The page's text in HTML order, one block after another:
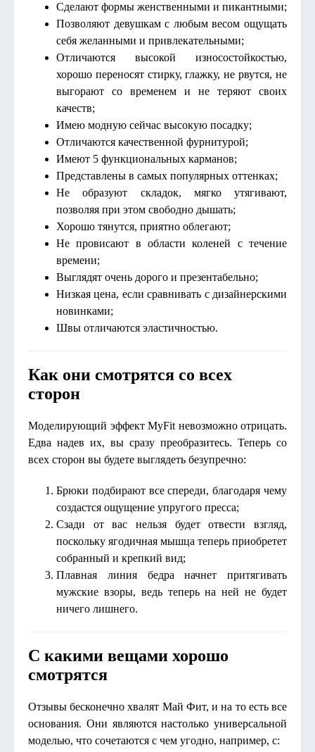
Сделают формы женственными и пикантными;
Позволяют девушкам с любым весом ощущать
себя желанными и привлекательными;
Отличаются высокой износостойкостью,
хорошо переносят стирку, глажку, не рвутся, не
выгорают со временем и не теряют своих
качеств;
Имею модную сейчас высокую посадку;
Отличаются качественной фурнитурой;
Имеют 5 функциональных карманов;
Представлены в самых популярных оттенках;
Не образуют складок, мягко утягивают,
позволяя при этом свободно дышать;
Хорошо тянутся, приятно облегают;
Не провисают в области коленей с течение
времени;
Выглядят очень дорого и презентабельно;
Низкая цена, если сравнивать с дизайнерскими
новинками;
Швы отличаются эластичностью.
Как они смотрятся со всех
сторон
Моделирующий эффект MyFit невозможно отрицать.
Едва надев их, вы сразу преобразитесь. Теперь со
всех сторон вы будете выглядеть безупречно:
Брюки подбирают все спереди, благодаря чему
создастся ощущение упругого пресса;
Сзади от вас нельзя будет отвести взгляд,
поскольку ягодичная мышца теперь приобретет
собранный и крепкий вид;
Плавная линия бедра начнет притягивать
мужские взоры, ведь теперь на ней не будет
ничего лишнего.
С какими вещами хорошо
смотрятся
Отзывы бесконечно хвалят Май Фит, и на то есть все
основания. Они являются настолько универсальной
моделью, что сочетаются с чем угодно, например, с: